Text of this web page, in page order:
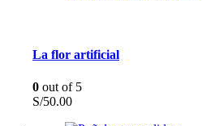
La flor artificial
0 out of 5
S/50.00